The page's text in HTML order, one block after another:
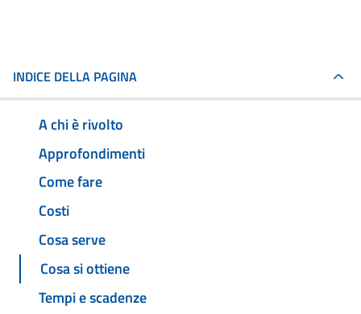
INDICE DELLA PAGINA
A chi è rivolto
Approfondimenti
Come fare
Costi
Cosa serve
Cosa si ottiene
Tempi e scadenze